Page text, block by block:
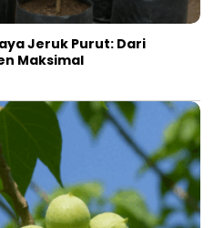
Jeruk Purut: Dari
Maksimal